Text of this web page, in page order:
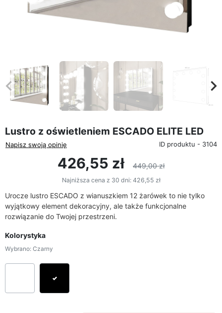
Poprzedni
Lustro z oświetleniem ESCADO ELITE LED
Napisz swoją opinię ID produktu - 3104
426,55 zł 449,00 zł
Najniższa cena z 30 dni: 426,55 zł
Urocze lustro ESCADO z wianuszkiem 12 żarówek to nie tylko
wyjątkowy element dekoracyjny, ale także funkcjonalne
rozwiązanie do Twojej przestrzeni.
Kolorystyka
Wybrano: Czarny
Biały Czarny